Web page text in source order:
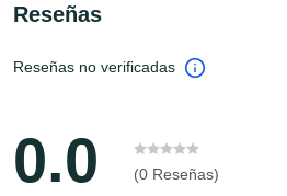
Reseñas
Reseñas no verificadas
0.0 (0 Reseñas)